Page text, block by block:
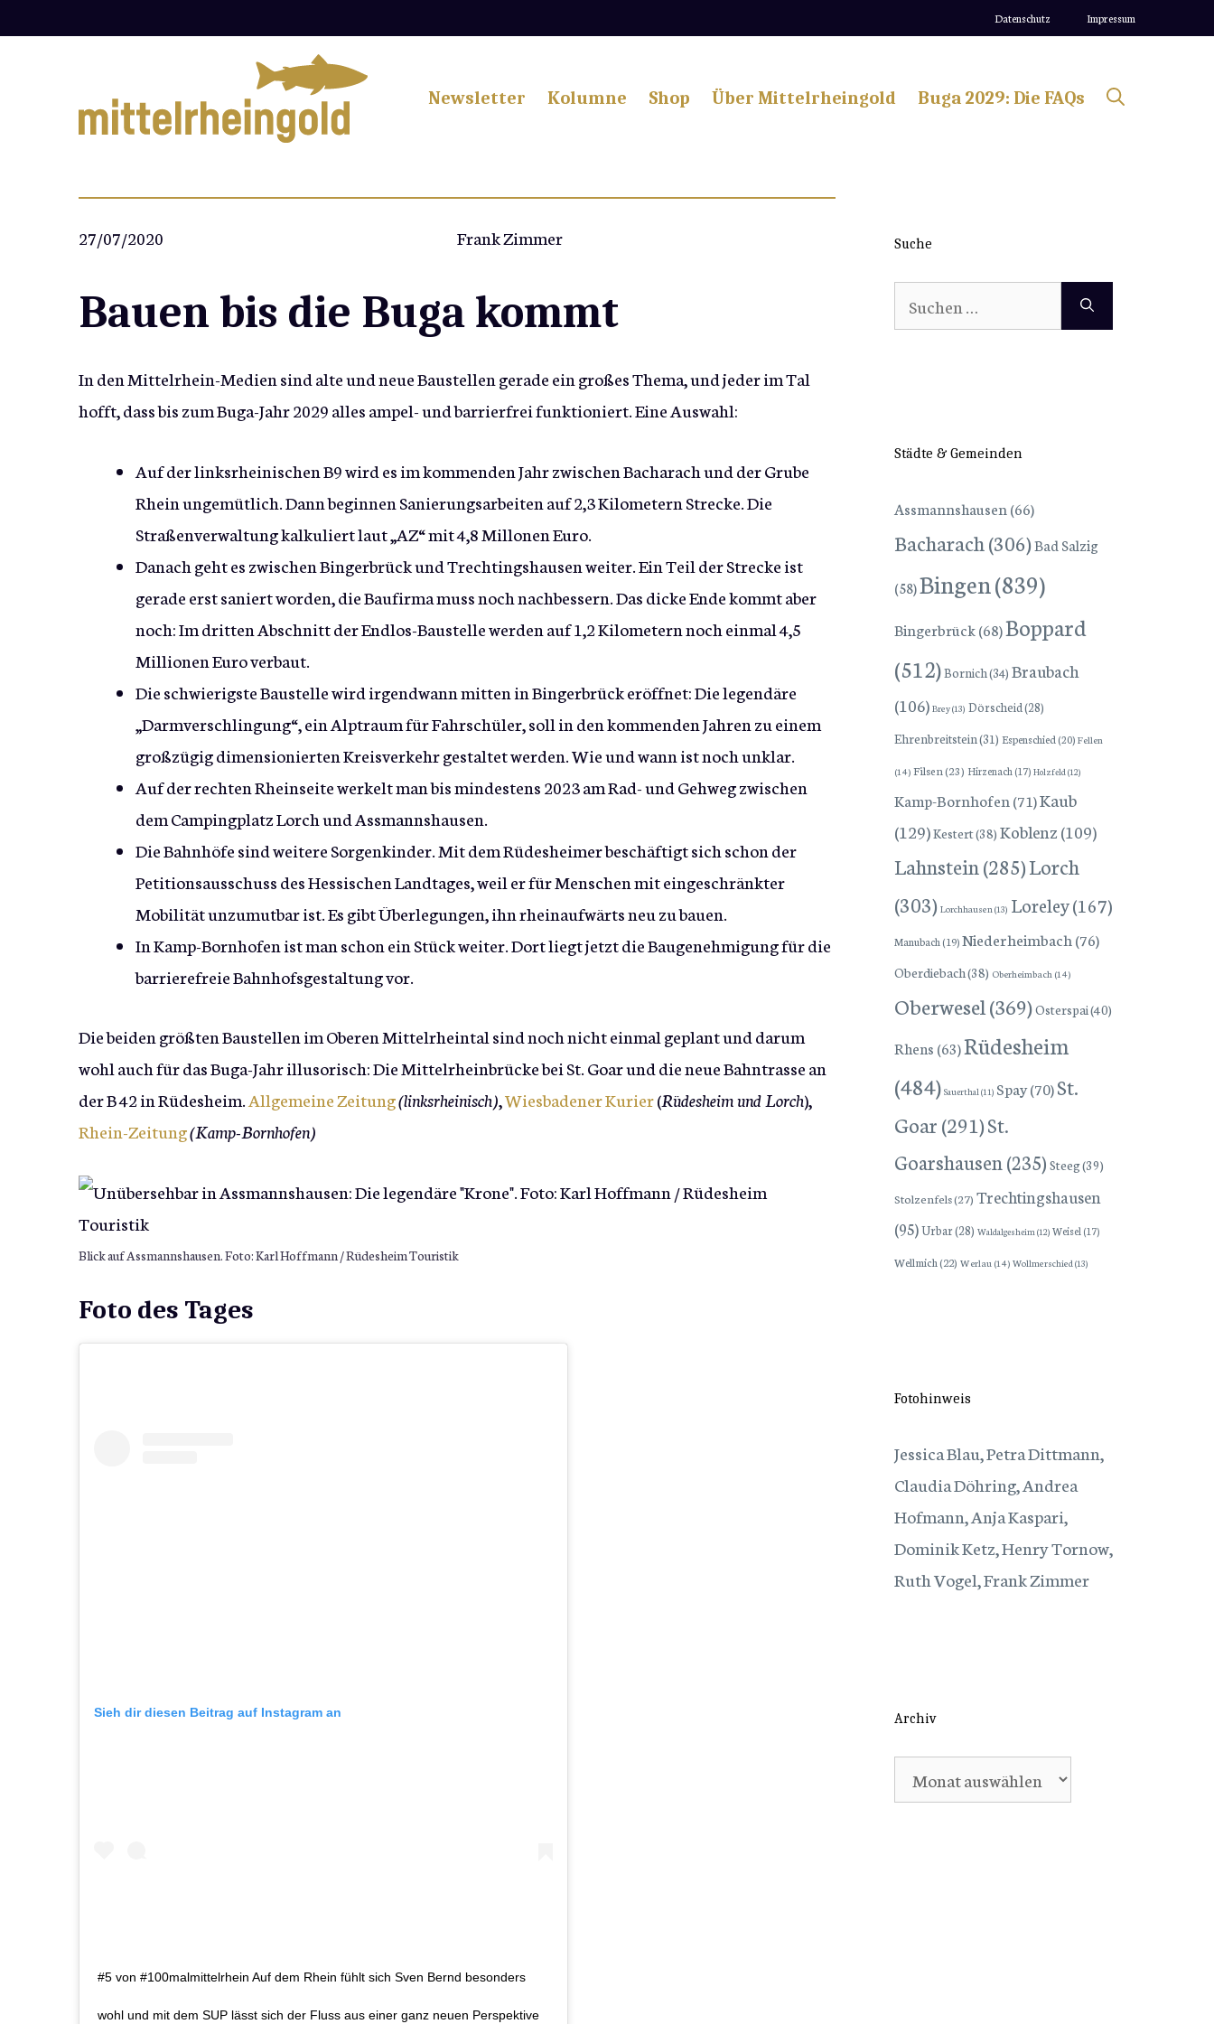
Datenschutz Impressum
Newsletter Kolumne Shop Über Mittelrheingold Buga 2029: Die FAQs
27/07/2020 Frank Zimmer
Bauen bis die Buga kommt
In den Mittelrhein-Medien sind alte und neue Baustellen gerade ein großes Thema, und jeder im Tal
hofft, dass bis zum Buga-Jahr 2029 alles ampel- und barrierfrei funktioniert. Eine Auswahl:
Auf der linksrheinischen B9 wird es im kommenden Jahr zwischen Bacharach und der Grube
Rhein ungemütlich. Dann beginnen Sanierungsarbeiten auf 2,3 Kilometern Strecke. Die
Straßenverwaltung kalkuliert laut „AZ“ mit 4,8 Millonen Euro.
Danach geht es zwischen Bingerbrück und Trechtingshausen weiter. Ein Teil der Strecke ist
gerade erst saniert worden, die Baufirma muss noch nachbessern. Das dicke Ende kommt aber
noch: Im dritten Abschnitt der Endlos-Baustelle werden auf 1,2 Kilometern noch einmal 4,5
Millionen Euro verbaut.
Die schwierigste Baustelle wird irgendwann mitten in Bingerbrück eröffnet: Die legendäre
„Darmverschlingung“, ein Alptraum für Fahrschüler, soll in den kommenden Jahren zu einem
großzügig dimensionierten Kreisverkehr gestaltet werden. Wie und wann ist noch unklar.
Auf der rechten Rheinseite werkelt man bis mindestens 2023 am Rad- und Gehweg zwischen
dem Campingplatz Lorch und Assmannshausen.
Die Bahnhöfe sind weitere Sorgenkinder. Mit dem Rüdesheimer beschäftigt sich schon der
Petitionsausschuss des Hessischen Landtages, weil er für Menschen mit eingeschränkter
Mobilität unzumutbar ist. Es gibt Überlegungen, ihn rheinaufwärts neu zu bauen.
In Kamp-Bornhofen ist man schon ein Stück weiter. Dort liegt jetzt die Baugenehmigung für die
barrierefreie Bahnhofsgestaltung vor.
Die beiden größten Baustellen im Oberen Mittelrheintal sind noch nicht einmal geplant und darum
wohl auch für das Buga-Jahr illusorisch: Die Mittelrheinbrücke bei St. Goar und die neue Bahntrasse an
der B 42 in Rüdesheim.Allgemeine Zeitung(linksrheinisch),Wiesbadener Kurier(Rüdesheim und Lorch),
Rhein-Zeitung(Kamp-Bornhofen)
Blick auf Assmannshausen. Foto: Karl Hoffmann / Rüdesheim Touristik
Foto des Tages
Sieh dir diesen Beitrag auf Instagram an
#5 von #100malmittelrhein Auf dem Rhein fühlt sich Sven Bernd besonders
wohl und mit dem SUP lässt sich der Fluss aus einer ganz neuen Perspektive
Suche
Suchen
nach:
Städte & Gemeinden
Assmannshausen (66)
Bacharach(306)Bad Salzig
(58)Bingen(839)
Bingerbrück(68)Boppard
(512)Bornich(34) Braubach
(106) Brey(13) Dörscheid(28)
Ehrenbreitstein(31) Espenschied (20) Fellen
(14) Filsen(23) Hirzenach (17) Holzfeld(12)
Kamp-Bornhofen (71)Kaub
(129)Kestert(38) Koblenz(109)
Lahnstein(285)Lorch
(303) Lorchhausen (13) Loreley(167)
Manubach (19) Niederheimbach (76)
Oberdiebach(38) Oberheimbach (14)
Oberwesel(369)Osterspai(40)
Rhens (63)Rüdesheim
(484) Sauerthal(11) Spay(70)St.
Goar(291)St.
Goarshausen (235) Steeg(39)
Stolzenfels(27) Trechtingshausen
(95)Urbar(28) Waldalgesheim(12) Weisel (17)
Wellmich (22) Werlau (14) Wollmerschied (13)
Fotohinweis
Jessica Blau, Petra Dittmann,
Claudia Döhring, Andrea
Hofmann, Anja Kaspari,
Dominik Ketz, Henry Tornow,
Ruth Vogel, Frank Zimmer
Archiv
Archiv